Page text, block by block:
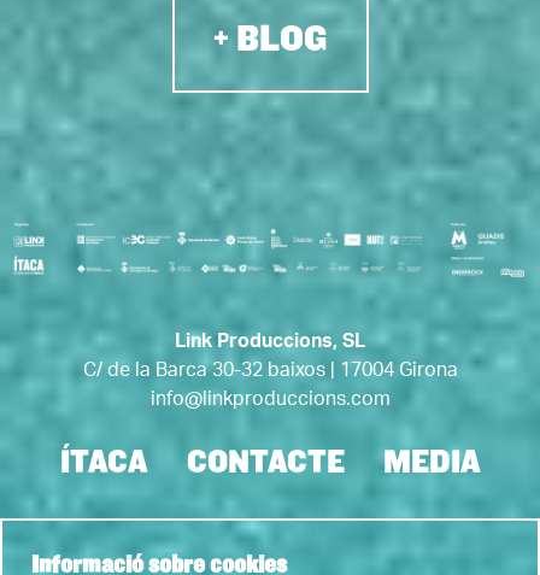
+ BLOG
Link Produccions, SL
C/ de la Barca 30-32 baixos | 17004 Girona
info@linkproduccions.com
ÍTACA CONTACTE MEDIA
Link a instagram
Link a youtube
Link a twitter
Link a
Link a
Informació sobre cookies